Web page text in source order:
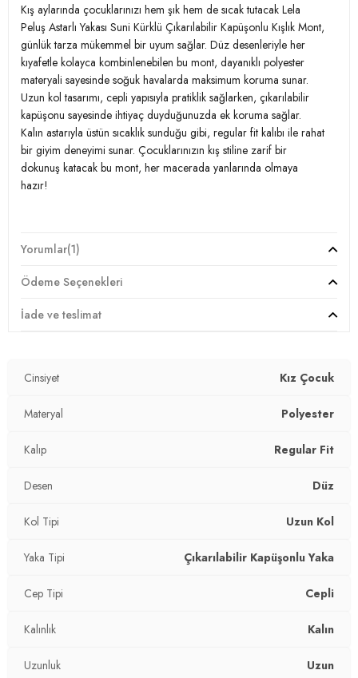
Kış aylarında çocuklarınızı hem şık hem de sıcak tutacak Lela
Peluş Astarlı Yakası Suni Kürklü Çıkarılabilir Kapüşonlu Kışlık Mont,
günlük tarza mükemmel bir uyum sağlar. Düz desenleriyle her
kıyafetle kolayca kombinlenebilen bu mont, dayanıklı polyester
materyali sayesinde soğuk havalarda maksimum koruma sunar.
Uzun kol tasarımı, cepli yapısıyla pratiklik sağlarken, çıkarılabilir
kapüşonu sayesinde ihtiyaç duyduğunuzda ek koruma sağlar.
Kalın astarıyla üstün sıcaklık sunduğu gibi, regular fit kalıbı ile rahat
bir giyim deneyimi sunar. Çocuklarınızın kış stiline zarif bir
dokunuş katacak bu mont, her macerada yanlarında olmaya
hazır!
Giyim Tarzı: Günlük/Casual
Desen: Düz
Materyal:
Yaka Tipi:
Kapama Şekli:
Kol Tipi:
Cep Tipi:
Astar Durumu:
Uzunluk:
Kalınlık:
Kalıp Bilgisi:
Yorumlar(1)
Ödeme Seçenekleri
İade ve teslimat
Cinsiyet Kız Çocuk
Materyal Polyester
Kalıp Regular Fit
Desen Düz
Kol Tipi Uzun Kol
Yaka Tipi Çıkarılabilir Kapüşonlu Yaka
Cep Tipi Cepli
Kalınlık Kalın
Uzunluk Uzun